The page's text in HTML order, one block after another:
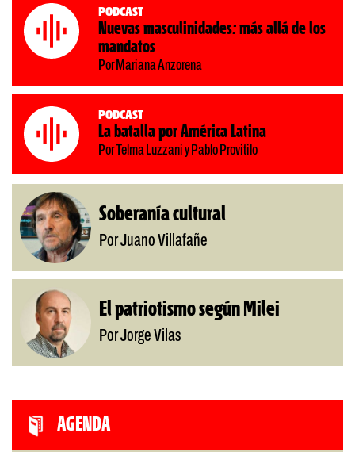
Podcast
Nuevas masculinidades: más allá de los
mandatos
Por Mariana Anzorena
Podcast
La batalla por América Latina
Por Telma Luzzani y Pablo Provitilo
Soberanía cultural
Por Juano Villafañe
El patriotismo según Milei
Por Jorge Vilas
AGENDA